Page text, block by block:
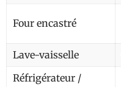
Four encastré
Lave-vaisselle
Réfrigérateur /